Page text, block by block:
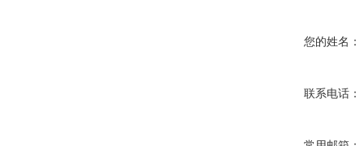
您的姓名：
联系电话：